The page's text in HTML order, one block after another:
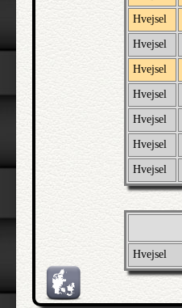
Hvejsel
Hvejsel
Hvejsel
Hvejsel
Hvejsel
Hvejsel
Hvejsel
Hvejsel